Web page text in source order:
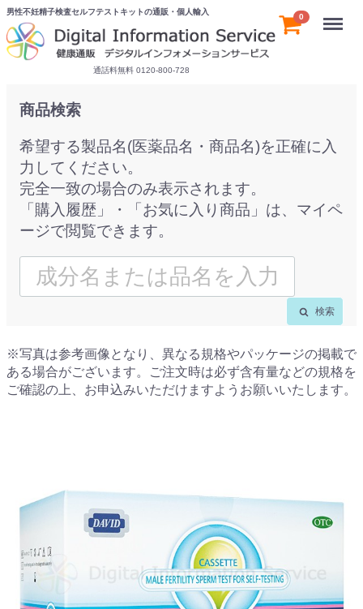
男性不妊精子検査セルフテストキットの通販・個人輸入
通話料無料 0120-800-728
0 Menu
商品検索
希望する製品名(医薬品名・商品名)を正確に入
力してください。
完全一致の場合のみ表示されます。
「購入履歴」・「お気に入り商品」は、マイペ
ージで閲覧できます。
検索
※写真は参考画像となり、異なる規格やパッケージの掲載で
ある場合がございます。ご注文時は必ず含有量などの規格を
ご確認の上、お申込みいただけますようお願いいたします。